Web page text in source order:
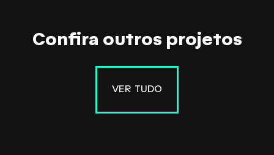
Confira outros projetos
VER TUDO